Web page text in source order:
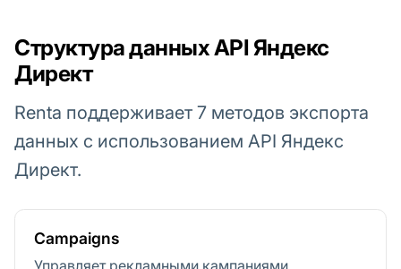
Структура данных API Яндекс
Директ
Renta поддерживает 7 методов экспорта
данных с использованием API Яндекс
Директ.
Campaigns